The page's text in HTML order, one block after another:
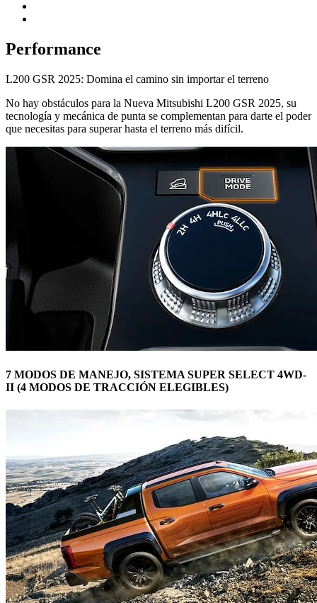
Performance
L200 GSR 2025: Domina el camino sin importar el terreno
No hay obstáculos para la Nueva Mitsubishi L200 GSR 2025, su
tecnología y mecánica de punta se complementan para darte el poder
que necesitas para superar hasta el terreno más difícil.
7 MODOS DE MANEJO, SISTEMA SUPER SELECT 4WD-
II (4 MODOS DE TRACCIÓN ELEGIBLES)